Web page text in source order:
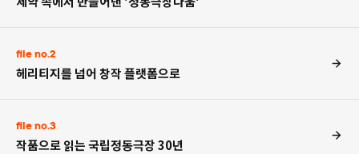
file no.2
헤리티지를 넘어 창작 플랫폼으로
file no.3
작품으로 읽는 국립정동극장 30년